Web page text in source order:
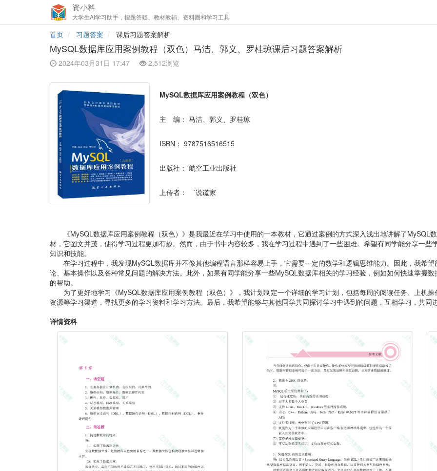
资小料
大学生AI学习助手，搜题答疑、教材教辅、资料圈和学习工具
首页 习题答案 课后习题答案解析
MySQL数据库应用案例教程（双色）马洁、郭义、罗桂琼课后习题答案解析
2024年03月31日 17:47 2,512浏览
MySQL数据库应用案例教程（双色）
主 编： 马洁、郭义、罗桂琼
ISBN： 9787516516515
出版社： 航空工业出版社
上传者： ゛说谎家
《MySQL数据库应用案例教程（双色）》是我最近在学习中使用的一本教材，它通过案例的方式深入浅出地讲解了MySQL
材，它图文并茂，使得学习过程更加有趣。然而，由于书中内容较多，我在学习过程中遇到了一些困难。希望有同学能分享一
知识和技能。
在学习过程中，我发现MySQL数据库并不像其他编程语言那样容易上手，它需要一定的数学和逻辑思维能力。因此，我希
论、基本操作以及各种常见问题的解决方法。此外，如果有同学能分享一些MySQL数据库相关的学习经验，例如如何快速掌握
的帮助。
为了更好地学习《MySQL数据库应用案例教程（双色）》，我计划制定一个详细的学习计划，包括每周的阅读任务、上机
资源等学习渠道，寻找更多的学习资料和学习方法。最后，我希望能够与其他同学共同探讨学习中遇到的问题，互相学习，共同
详情资料